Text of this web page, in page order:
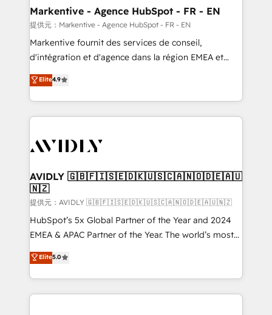
せください。
🎯Demand Gen & ABM: Drive pipeline with inbound,
ABM, AEO, SEO, & paid media. 👩‍💻Web Design:
Build high-performing websites with UX, messaging,
& conversion strategy that drive results. 🤖AI
AI, & maximize AEO with tailored AI services. 🧩
Integrations: Extend HubSpot with custom
Markentive - Agence HubSpot - FR - EN
提供元：Markentive - Agence HubSpot - FR - EN
Markentive fournit des services de conseil,
d'intégration et d'agence dans la région EMEA et
North America. Avec plus de 115 experts en
marketing automation, Growth, Revops, CRM et
webdesign. Markentive is both a consulting firm, a
digital agency and an integrator. With over 115
CRM and webdesign (We focus on EMEA - USA
Elite4.9
AVIDLY 🇬🇧🇫🇮🇸🇪🇩🇰🇺🇸🇨🇦🇳🇴🇩🇪🇦🇺
🇳🇿
提供元：AVIDLY 🇬🇧🇫🇮🇸🇪🇩🇰🇺🇸🇨🇦🇳🇴🇩🇪🇦🇺🇳🇿
HubSpot’s 5x Global Partner of the Year and 2024
EMEA & APAC Partner of the Year. The world’s most
experienced and fully accredited HubSpot Solutions
Partner. 🚀 With 2,750+ HubSpot projects delivered
and 370+ specialists across EMEA, APAC and NAM,
we de-risk complex CRM programmes and
Elite5.0